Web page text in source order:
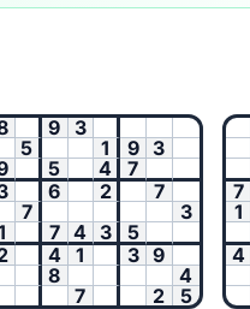
9
3
5
1 9
3
5 4
7
6 2
7
7
3
7 4 3
5
4 1 3 9
8
4
7 2 5
7
1
4